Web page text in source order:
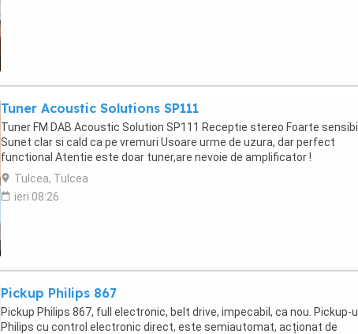
Tuner Acoustic Solutions SP111
Tuner FM DAB Acoustic Solution SP111 Receptie stereo Foarte sensibil
Sunet clar si cald ca pe vremuri Usoare urme de uzura, dar perfect
functional Atentie este doar tuner,are nevoie de amplificator !
Tulcea, Tulcea
ieri 08:26
Pickup Philips 867
Pickup Philips 867, full electronic, belt drive, impecabil, ca nou. Pickup-ul
Philips cu control electronic direct, este semiautomat, acționat de